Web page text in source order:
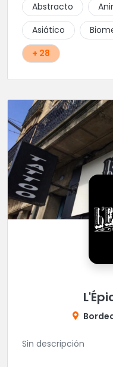
Abstracto
Asiático
+ 28
Sin descripción